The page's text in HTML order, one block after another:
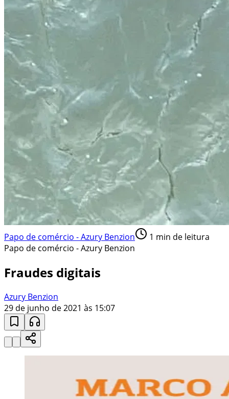
Papo de comércio - Azury Benzion 1 min de leitura
Papo de comércio - Azury Benzion
Fraudes digitais
Azury Benzion
29 de junho de 2021 às 15:07